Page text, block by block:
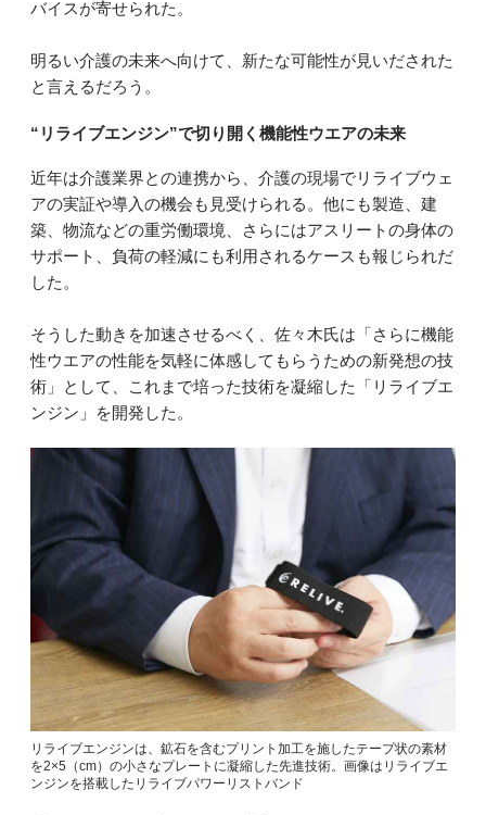
バイスが寄せられた。
明るい介護の未来へ向けて、新たな可能性が見いだされた
と言えるだろう。
“リライブエンジン”で切り開く機能性ウエアの未来
近年は介護業界との連携から、介護の現場でリライブウェ
アの実証や導入の機会も見受けられる。他にも製造、建
築、物流などの重労働環境、さらにはアスリートの身体の
サポート、負荷の軽減にも利用されるケースも報じられだ
した。
そうした動きを加速させるべく、佐々木氏は「さらに機能
性ウエアの性能を気軽に体感してもらうための新発想の技
術」として、これまで培った技術を凝縮した「リライブエ
ンジン」を開発した。
リライブエンジンは、鉱石を含むプリント加工を施したテープ状の素材
を2×5（cm）の小さなプレートに凝縮した先進技術。画像はリライブエ
ンジンを搭載したリライブパワーリストバンド